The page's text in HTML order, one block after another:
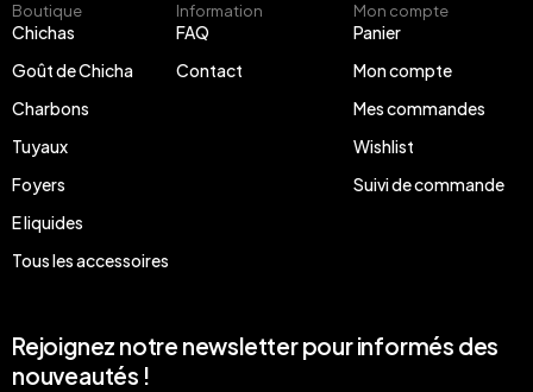
Boutique
Chichas
Goût de Chicha
Charbons
Tuyaux
Foyers
E liquides
Tous les accessoires
Information
FAQ
Contact
Mon compte
Panier
Mon compte
Mes commandes
Wishlist
Suivi de commande
Rejoignez notre newsletter pour informés des
nouveautés !